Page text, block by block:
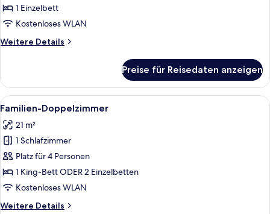
anzeigen
1 Einzelbett
Kostenloses WLAN
Weitere Details
Weitere
Einzelzimmer
Preise für Reisedaten anzeigen
Alle
Fotos
für
Familien-
Doppelzimmer
anzeigen
Ein Hotelzimmer mit einem großen
5
Familien-Doppelzimmer
21 m²
1 Schlafzimmer
Platz für 4 Personen
1 King-Bett ODER 2 Einzelbetten
Kostenloses WLAN
Weitere Details
Weitere